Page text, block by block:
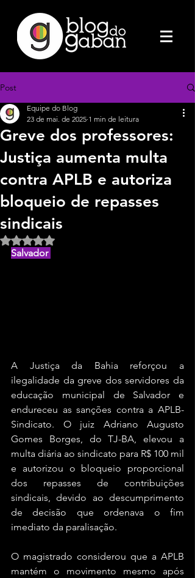
Post
Greve dos professores:
Justiça aumenta multa
contra APLB e autoriza
bloqueio de repasses
sindicais
Equipe do Blog
23 de mai. de 2025 1 min de leitura
Avaliado com NaN de 5 estrelas.
Salvador
A Justiça da Bahia reforçou a
ilegalidade da greve dos servidores da
educação municipal de Salvador e
endureceu as sanções contra a APLB-
Sindicato. O juiz Adriano Augusto
Gomes Borges, do TJ-BA, elevou a
multa diária ao sindicato para R$ 100 mil
e autorizou o bloqueio proporcional
dos repasses de contribuições
sindicais, devido ao descumprimento
de decisão que ordenava o fim
imediato da paralisação.
O magistrado considerou que a APLB
mantém o movimento mesmo após